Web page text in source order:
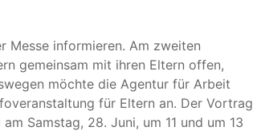
Messe informieren. Am zweiten
gemeinsam mit ihren Eltern offen,
möchte die Agentur für Arbeit
für Eltern an. Der Vortrag
Samstag, 28. Juni, um 11 und um 13